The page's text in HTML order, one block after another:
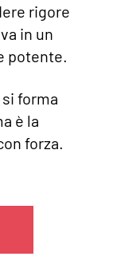
rigore
in un
potente.
si forma
è la
forza.